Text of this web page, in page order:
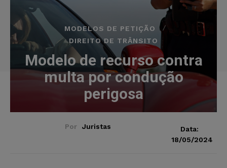
MODELOS DE PETIÇÃO
DIREITO DE TRÂNSITO
Modelo de recurso contra
multa por condução
perigosa
Por Juristas
Data:
18/05/2024